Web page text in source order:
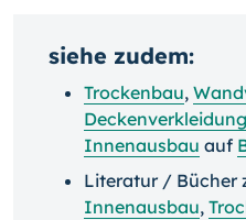
siehe zudem:
Trockenbau,
Deckenverkleidung
Innenausbau auf
Literatur / Bücher
Innenausbau,